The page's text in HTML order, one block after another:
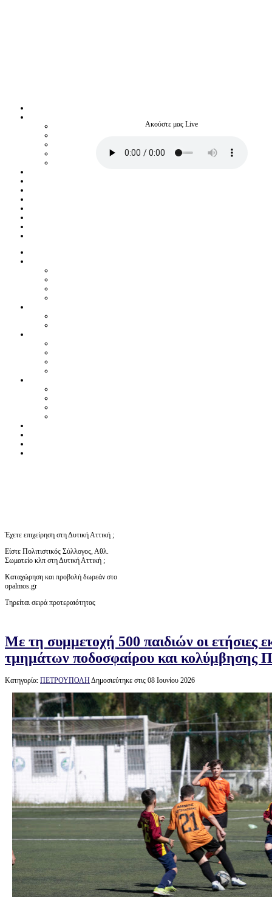
Ακούστε μας Live
Έχετε επιχείρηση στη Δυτική Αττική ;
Είστε Πολιτιστικός Σύλλογος, Αθλ.
Σωματείο κλπ στη Δυτική Αττική ;
Καταχώρηση και προβολή δωρεάν στο
opalmos.gr
Τηρείται σειρά προτεραιότητας
Με τη συμμετοχή 500 παιδιών οι ετήσιες
τμημάτων ποδοσφαίρου και κολύμβησης
Κατηγορία: ΠΕΤΡΟΥΠΟΛΗΔημοσιεύτηκε στις 08 Ιουνίου 2026